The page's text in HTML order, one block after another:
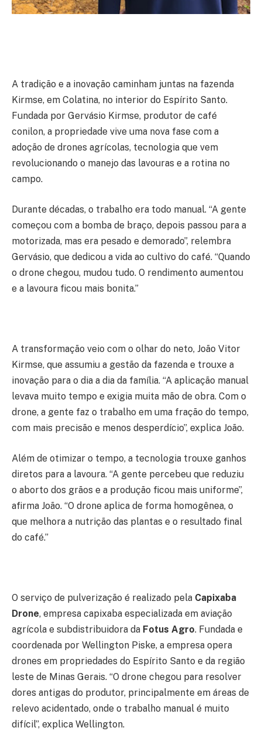
A tradição e a inovação caminham juntas na fazenda
Kirmse, em Colatina, no interior do Espírito Santo.
Fundada por Gervásio Kirmse, produtor de café
conilon, a propriedade vive uma nova fase com a
adoção de drones agrícolas, tecnologia que vem
revolucionando o manejo das lavouras e a rotina no
campo.
Durante décadas, o trabalho era todo manual. “A gente
começou com a bomba de braço, depois passou para a
motorizada, mas era pesado e demorado”, relembra
Gervásio, que dedicou a vida ao cultivo do café. “Quando
o drone chegou, mudou tudo. O rendimento aumentou
e a lavoura ficou mais bonita.”
A transformação veio com o olhar do neto, João Vitor
Kirmse, que assumiu a gestão da fazenda e trouxe a
inovação para o dia a dia da família. “A aplicação manual
levava muito tempo e exigia muita mão de obra. Com o
drone, a gente faz o trabalho em uma fração do tempo,
com mais precisão e menos desperdício”, explica João.
Além de otimizar o tempo, a tecnologia trouxe ganhos
diretos para a lavoura. “A gente percebeu que reduziu
o aborto dos grãos e a produção ficou mais uniforme”,
afirma João. “O drone aplica de forma homogênea, o
que melhora a nutrição das plantas e o resultado final
do café.”
O serviço de pulverização é realizado pela Capixaba
Drone, empresa capixaba especializada em aviação
agrícola e subdistribuidora da Fotus Agro. Fundada e
coordenada por Wellington Piske, a empresa opera
drones em propriedades do Espírito Santo e da região
leste de Minas Gerais. “O drone chegou para resolver
dores antigas do produtor, principalmente em áreas de
relevo acidentado, onde o trabalho manual é muito
difícil”, explica Wellington.